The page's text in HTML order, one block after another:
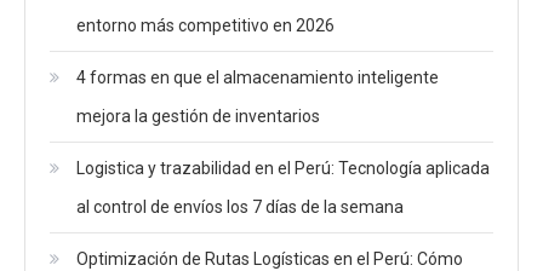
entorno más competitivo en 2026
4 formas en que el almacenamiento inteligente
mejora la gestión de inventarios
Logistica y trazabilidad en el Perú: Tecnología aplicada
al control de envíos los 7 días de la semana
Optimización de Rutas Logísticas en el Perú: Cómo